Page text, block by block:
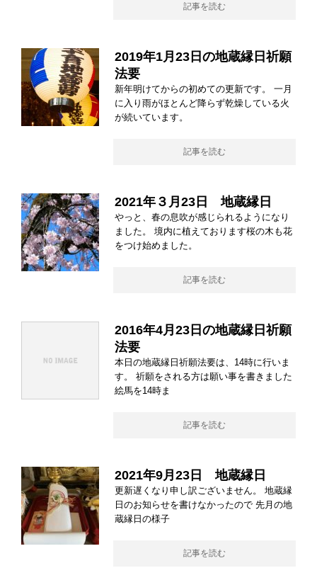
記事を読む
2019年1月23日の地蔵縁日祈願
法要
新年明けてからの初めての更新です。 一月
に入り雨がほとんど降らず乾燥している火
が続いています。
記事を読む
2021年３月23日 地蔵縁日
やっと、春の息吹が感じられるようになり
ました。 境内に植えております桜の木も花
をつけ始めました。
記事を読む
2016年4月23日の地蔵縁日祈願
法要
本日の地蔵縁日祈願法要は、14時に行いま
す。 祈願をされる方は願い事を書きました
絵馬を14時ま
記事を読む
2021年9月23日 地蔵縁日
更新遅くなり申し訳ございません。 地蔵縁
日のお知らせを書けなかったので 先月の地
蔵縁日の様子
記事を読む